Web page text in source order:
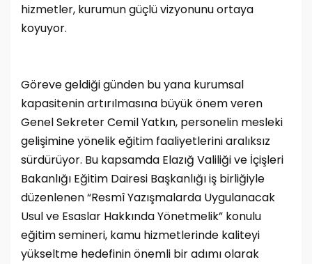
hizmetler, kurumun güçlü vizyonunu ortaya
koyuyor.
Göreve geldiği günden bu yana kurumsal
kapasitenin artırılmasına büyük önem veren
Genel Sekreter Cemil Yatkın, personelin mesleki
gelişimine yönelik eğitim faaliyetlerini aralıksız
sürdürüyor. Bu kapsamda Elazığ Valiliği ve İçişleri
Bakanlığı Eğitim Dairesi Başkanlığı iş birliğiyle
düzenlenen “Resmî Yazışmalarda Uygulanacak
Usul ve Esaslar Hakkında Yönetmelik” konulu
eğitim semineri, kamu hizmetlerinde kaliteyi
yükseltme hedefinin önemli bir adımı olarak